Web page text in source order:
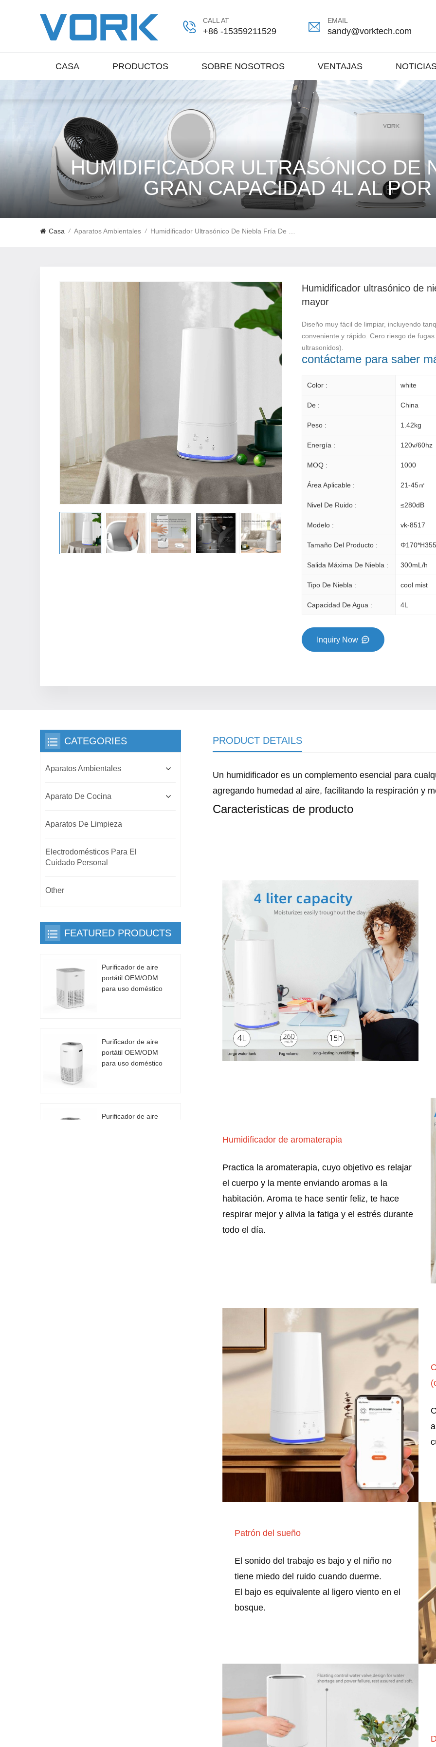
CALL AT
+86 -15359211529
EMAIL
sandy@vorktech.com
CASA PRODUCTOS SOBRE NOSOTROS VENTAJAS
HUMIDIFICADOR ULTRASÓNICO DE
GRAN CAPACIDAD 4L AL
Casa / Aparatos Ambientales /
Humidificador ultrasónico de
mayor
Diseño muy fácil de limpiar, incluyendo
conveniente y rápido. Cero riesgo de
ultrasonidos).
contáctame para saber
Color : white
De : China
Peso : 1.42kg
Energía : 120v/60hz
MOQ : 1000
Área Aplicable : 21-45㎡
Nivel De Ruido : ≤280dB
Modelo : vk-8517
Tamaño Del Producto :
Salida Máxima De Niebla : 300mL/h
Tipo De Niebla : cool mist
Capacidad De Agua : 4L
Inquiry Now
PRODUCT DETAILS
Un humidificador es un complemento esencial para
agregando humedad al aire, facilitando la respiración y
Caracteristicas de producto
Humidificador de aromaterapia
Practica la aromaterapia, cuyo objetivo es relajar
el cuerpo y la mente enviando aromas a la
habitación. Aroma te hace sentir feliz, te hace
respirar mejor y alivia la fatiga y el estrés durante
todo el día.
Patrón del sueño
El sonido del trabajo es bajo y el niño no
tiene miedo del ruido cuando duerme.
El bajo es equivalente al ligero viento en el
bosque.
CATEGORIES
Aparatos Ambientales
Aparato De Cocina
Aparatos De Limpieza
Electrodomésticos Para El
Cuidado Personal
Other
FEATURED PRODUCTS
Purificador de aire
portátil OEM/ODM
para uso doméstico
Purificador de aire
portátil OEM/ODM
para uso doméstico
Purificador de aire